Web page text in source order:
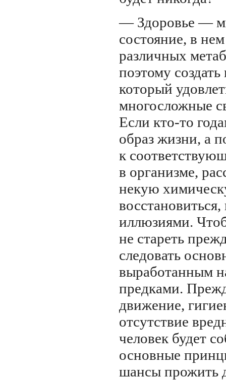
— Здоровье —
состояние, в
различных
поэтому создать
который
многосложные
Если кто-то
образ жизни, а
к
в организме,
некую
иллюзиями.
не стареть
следовать
выработанным
предками.
движение,
отсутствие
человек будет
основные
шансы прожить